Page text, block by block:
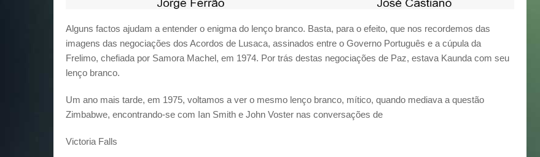
Alguns factos ajudam a entender o enigma do lenço branco. Basta, para o efeito, que nos recordemos das
imagens das negociações dos Acordos de Lusaca, assinados entre o Governo Português e a cúpula da
Frelimo, chefiada por Samora Machel, em 1974. Por trás destas negociações de Paz, estava Kaunda com seu
lenço branco.
Um ano mais tarde, em 1975, voltamos a ver o mesmo lenço branco, mítico, quando mediava a questão
Zimbabwe, encontrando-se com Ian Smith e John Voster nas conversações de
Victoria Falls